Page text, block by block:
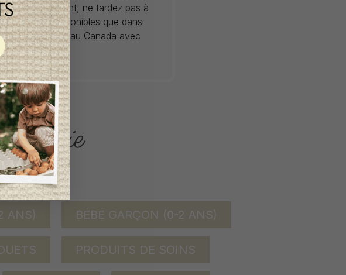
vous convient, ne tardez pas à
ne sont disponibles que dans
gratuite au Canada avec
taxes.
ANS) BÉBÉ GARÇON (0-2 ANS)
PRODUITS DE SOINS